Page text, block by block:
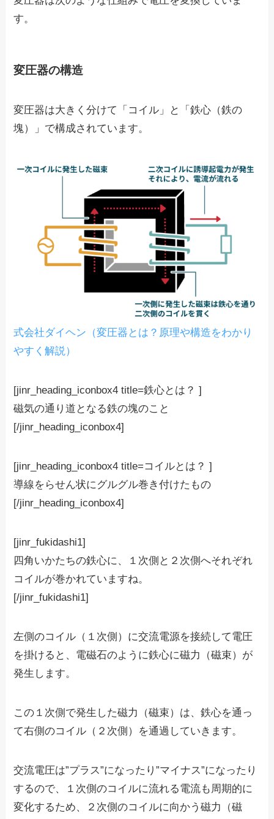
す。
変圧器の構造
変圧器は大きく分けて「コイル」と「鉄心（鉄の
塊）」で構成されています。
式会社ダイヘン（変圧器とは？原理や構造をわかり
やすく解説）
[jinr_heading_iconbox4 title=鉄心とは？ ]
磁気の通り道となる鉄の塊のこと
[/jinr_heading_iconbox4]
[jinr_heading_iconbox4 title=コイルとは？ ]
導線をらせん状にグルグル巻き付けたもの
[/jinr_heading_iconbox4]
[jinr_fukidashi1]
四角いかたちの鉄心に、１次側と２次側へそれぞれ
コイルが巻かれていますね。
[/jinr_fukidashi1]
左側のコイル（１次側）に交流電源を接続して電圧
を掛けると、電磁石のように鉄心に磁力（磁束）が
発生します。
この１次側で発生した磁力（磁束）は、鉄心を通っ
て右側のコイル（２次側）を通過していきます。
交流電圧は”プラス”になったり”マイナス”になったり
するので、１次側のコイルに流れる電流も周期的に
変化するため、２次側のコイルに向かう磁力（磁